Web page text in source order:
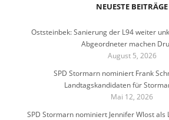
NEUESTE BEITRÄGE
Oststeinbek: Sanierung der L94 weiter
Abgeordneter machen
August 5, 2026
SPD Stormarn nominiert Frank
Landtagskandidaten für
Mai 12, 2026
SPD Stormarn nominiert Jennifer Wlost als